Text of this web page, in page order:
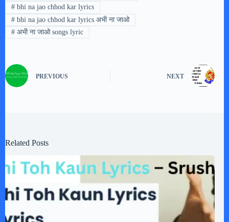
#bhi na jao chhod kar lyrics
#bhi na jao chhod kar lyrics अभी ना जाओ
#अभी ना जाओ songs lyric
PREVIOUS NEXT
Related Posts